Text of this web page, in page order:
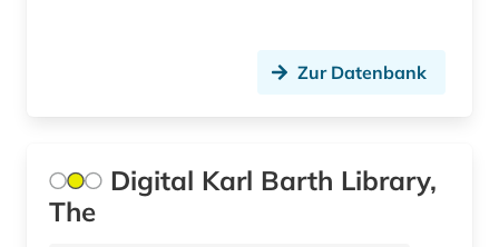
abzeichen (1)Norwegen (139)
Zur Datenbank
Digital Karl Barth Library,
The